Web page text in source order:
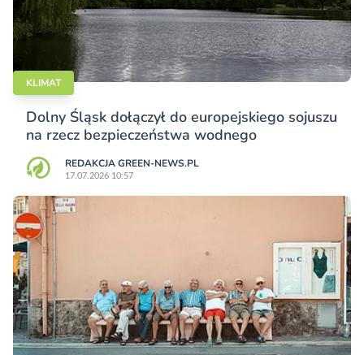
KLIMAT
Dolny Śląsk dołączył do europejskiego sojuszu
na rzecz bezpieczeństwa wodnego
REDAKCJA GREEN-NEWS.PL
17.07.2026 10:57